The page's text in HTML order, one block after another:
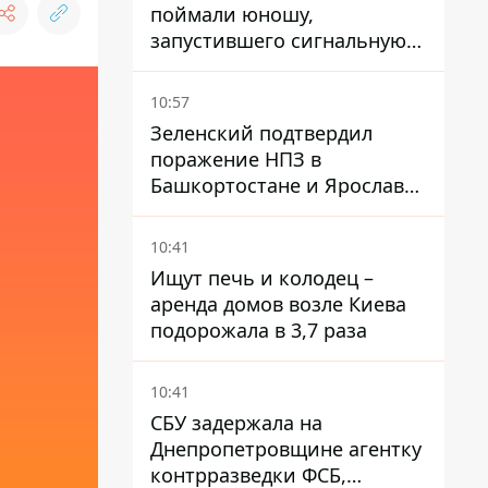
поймали юношу,
запустившего сигнальную
ракету, чтобы порадовать
девушек
10:57
Зеленский подтвердил
поражение НПЗ в
Башкортостане и Ярославле
- видео
10:41
Ищут печь и колодец –
аренда домов возле Киева
подорожала в 3,7 раза
10:41
СБУ задержала на
Днепропетровщине агентку
контрразведки ФСБ,